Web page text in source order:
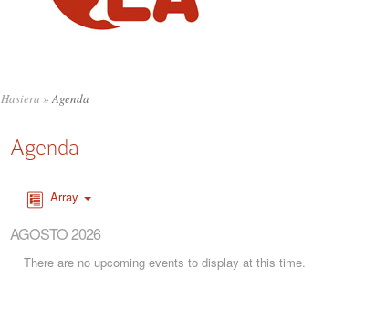
Hasiera »Agenda
Agenda
Array
AGOSTO 2026
There are no upcoming events to display at this time.